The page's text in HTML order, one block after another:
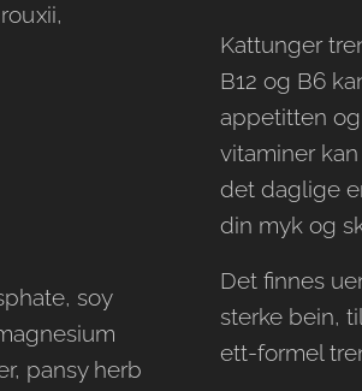
soy
pansy herb
Kattunger
B12 og B6
appetitten
vitaminer
det daglige
din myk og
Det finnes
sterke bein,
ett-formel